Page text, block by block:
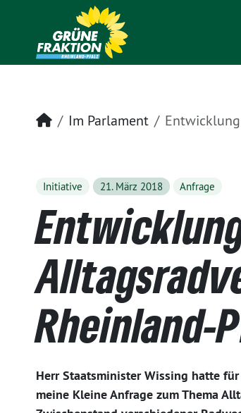
Startseite
Im Parlament Entwicklung des
Initiative 21. März 2018 Anfrage
Rheinland-
Herr Staatsminister Wissing hatte
meine Kleine Anfrage zum Thema